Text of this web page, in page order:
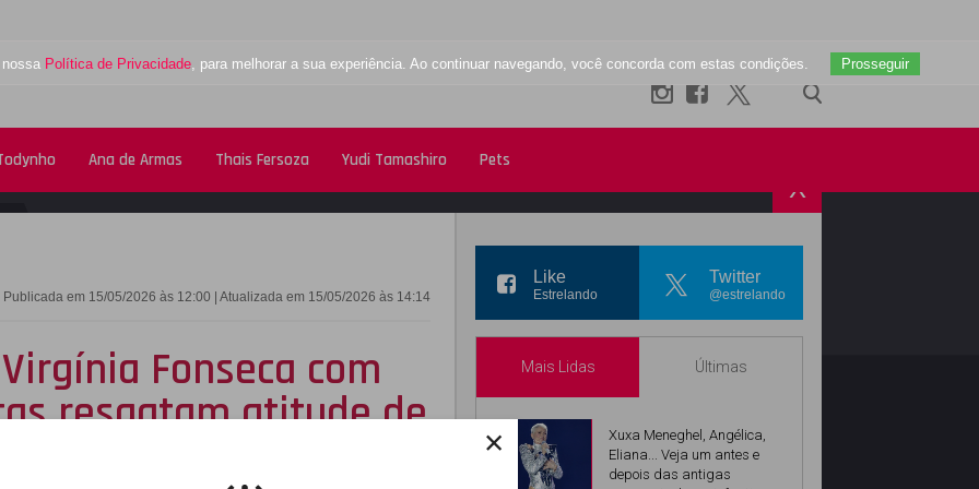
×
Política de Privacidade, para melhorar a sua experiência. Ao continuar navegando, você concorda com estas condições. Prosseguir
Ana de Armas Thais Fersoza Yudi Tamashiro Pets
X
Publicada em 15/05/2026 às 12:00 | Atualizada em 15/05/2026 às 14:14
Fonseca com
resgatam atitude de
Like
Estrelando
Twitter
@estrelando
Mais Lidas Últimas
Xuxa Meneghel, Angélica,
Eliana... Veja um antes e
depois das antigas
INSTAGRAM